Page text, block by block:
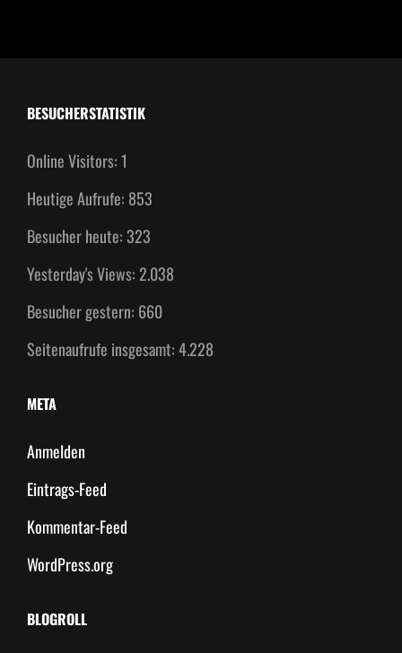
BESUCHERSTATISTIK
Online Visitors:1
Heutige Aufrufe: 853
Besucher heute:323
Yesterday's Views: 2.038
Besucher gestern: 660
Seitenaufrufe insgesamt:4.228
META
Anmelden
Eintrags-Feed
Kommentar-Feed
WordPress.org
BLOGROLL